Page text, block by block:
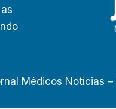
Médicos Notícias –